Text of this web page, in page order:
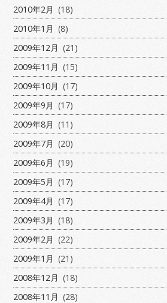
2010年2月 (18)
2010年1月 (8)
2009年12月 (21)
2009年11月 (15)
2009年10月 (17)
2009年9月 (17)
2009年8月 (11)
2009年7月 (20)
2009年6月 (19)
2009年5月 (17)
2009年4月 (17)
2009年3月 (18)
2009年2月 (22)
2009年1月 (21)
2008年12月 (18)
2008年11月 (28)